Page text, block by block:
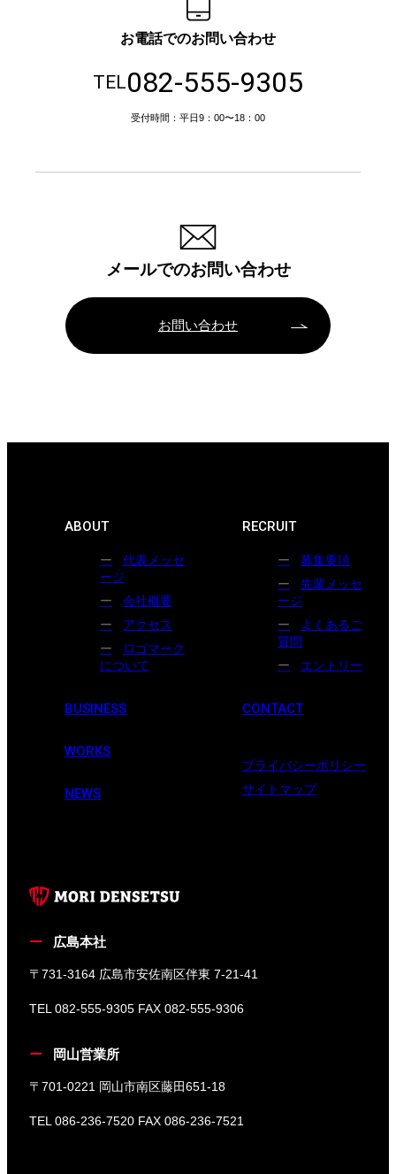
お電話でのお問い合わせ
TEL082-555-9305
受付時間：平日9：00〜18：00
メールでのお問い合わせ
お問い合わせ
ABOUT
代表メッセ
ージ
会社概要
アクセス
ロゴマーク
について
BUSINESS
WORKS
NEWS
RECRUIT
募集要項
先輩メッセ
ージ
よくあるご
質問
エントリー
CONTACT
プライバシーポリシー
サイトマップ
広島本社
〒731-3164 広島市安佐南区伴東 7-21-41
TEL 082-555-9305 FAX 082-555-9306
岡山営業所
〒701-0221 岡山市南区藤田651-18
TEL 086-236-7520 FAX 086-236-7521